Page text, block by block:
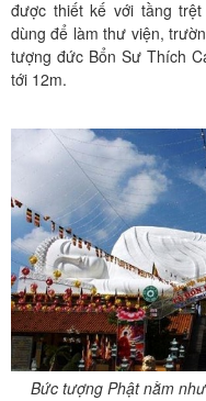
được thiết kế với tầng
dùng để làm thư viện,
tượng đức Bổn Sư Thích
tới 12m.
Bức tượng Phật nằm